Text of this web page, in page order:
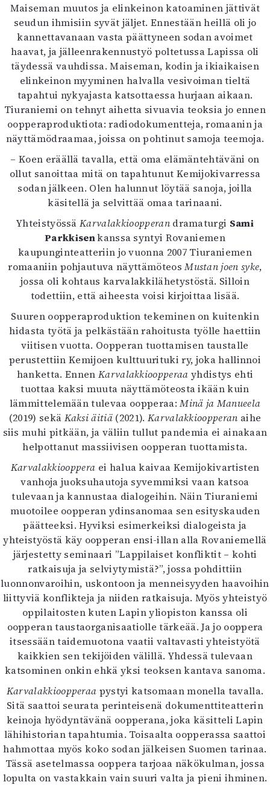
Maiseman muutos ja elinkeinon katoaminen jättivät
seudun ihmisiin syvät jäljet. Ennestään heillä oli jo
kannettavanaan vasta päättyneen sodan avoimet
haavat, ja jälleenrakennustyö poltetussa Lapissa oli
täydessä vauhdissa. Maiseman, kodin ja ikiaikaisen
elinkeinon myyminen halvalla vesivoiman tieltä
tapahtui nykyajasta katsottaessa hurjaan aikaan.
Tiuraniemi on tehnyt aihetta sivuavia teoksia jo ennen
oopperaproduktiota: radiodokumentteja, romaanin ja
näyttämödraamaa, joissa on pohtinut samoja teemoja.
– Koen eräällä tavalla, että oma elämäntehtäväni on
ollut sanoittaa mitä on tapahtunut Kemijokivarressa
sodan jälkeen. Olen halunnut löytää sanoja, joilla
käsitellä ja selvittää omaa tarinaani.
YhteistyössäKarvalakkioopperan dramaturgi Sami
Parkkisenkanssa syntyi Rovaniemen
kaupunginteatteriin jo vuonna 2007 Tiuraniemen
romaaniin pohjautuva näyttämöteosMustan joen syke,
jossa oli kohtaus karvalakkilähetystöstä. Silloin
todettiin, että aiheesta voisi kirjoittaa lisää.
Suuren oopperaproduktion tekeminen on kuitenkin
hidasta työtä ja pelkästään rahoitusta työlle haettiin
viitisen vuotta. Oopperan tuottamisen taustalle
perustettiin Kemijoen kulttuurituki ry, joka hallinnoi
hanketta. Ennen Karvalakkioopperaa yhdistys ehti
tuottaa kaksi muuta näyttämöteosta ikään kuin
lämmittelemään tulevaa oopperaa:Minä ja Manueela
(2019) sekä Kaksi äitiä (2021). Karvalakkioopperan aihe
siis muhi pitkään, ja väliin tullut pandemia ei ainakaan
helpottanut massiivisen oopperan tuottamista.
Karvalakkiooppera ei halua kaivaa Kemijokivartisten
vanhoja juoksuhautoja syvemmiksi vaan katsoa
tulevaan ja kannustaa dialogeihin. Näin Tiuraniemi
muotoilee oopperan ydinsanomaa sen esityskauden
päätteeksi. Hyviksi esimerkeiksi dialogeista ja
yhteistyöstä käy oopperan ensi-illan alla Rovaniemellä
järjestetty seminaari ”Lappilaiset konfliktit – kohti
ratkaisuja ja selviytymistä?”, jossa pohdittiin
luonnonvaroihin, uskontoon ja menneisyyden haavoihin
liittyviä konflikteja ja niiden ratkaisuja. Myös yhteistyö
oppilaitosten kuten Lapin yliopiston kanssa oli
oopperan taustaorganisaatiolle tärkeää. Ja jo ooppera
itsessään taidemuotona vaatii valtavasti yhteistyötä
kaikkien sen tekijöiden välillä. Yhdessä tulevaan
katsominen onkin ehkä yksi teoksen kantava sanoma.
Karvalakkioopperaa pystyi katsomaan monella tavalla.
Sitä saattoi seurata perinteisenä dokumenttiteatterin
keinoja hyödyntävänä oopperana, joka käsitteli Lapin
lähihistorian tapahtumia. Toisaalta oopperassa saattoi
hahmottaa myös koko sodan jälkeisen Suomen tarinaa.
Tässä asetelmassa ooppera tarjoaa näkökulman, jossa
lopulta on vastakkain vain suuri valta ja pieni ihminen.